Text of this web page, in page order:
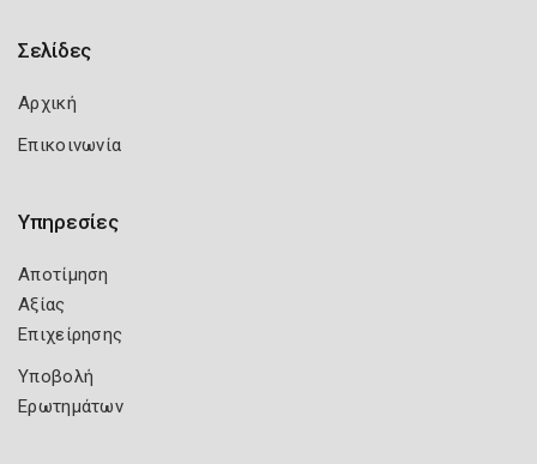
Σελίδες
Αρχική
Επικοινωνία
Υπηρεσίες
Αποτίμηση
Αξίας
Επιχείρησης
Υποβολή
Ερωτημάτων